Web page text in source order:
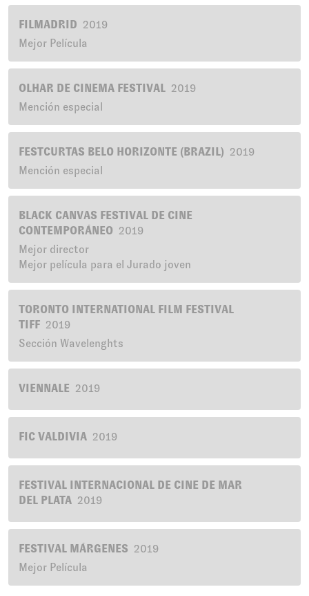
FILMADRID 2019
Mejor Película
OLHAR DE CINEMA FESTIVAL 2019
Mención especial
FESTCURTAS BELO HORIZONTE (BRAZIL) 2019
Mención especial
BLACK CANVAS FESTIVAL DE CINE
CONTEMPORÁNEO 2019
Mejor director
Mejor película para el Jurado joven
TORONTO INTERNATIONAL FILM FESTIVAL
TIFF 2019
Sección Wavelenghts
VIENNALE 2019
FIC VALDIVIA 2019
FESTIVAL INTERNACIONAL DE CINE DE MAR
DEL PLATA 2019
FESTIVAL MÁRGENES 2019
Mejor Película